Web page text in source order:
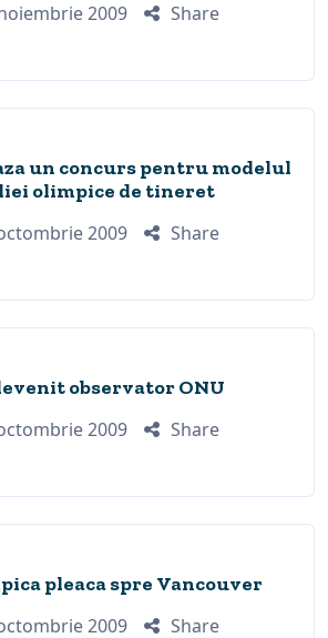
2009
Share
un concurs pentru modelul
olimpice de tineret
2009
Share
observator ONU
2009
Share
pleaca spre Vancouver
2009
Share